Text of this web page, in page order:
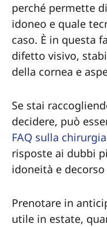
perché permette
idoneo e quale
caso. È in questa
difetto visivo,
della cornea e
Se stai
decidere, può
FAQ sulla
risposte ai dubbi
idoneità e
Prenotare in
utile in estate,